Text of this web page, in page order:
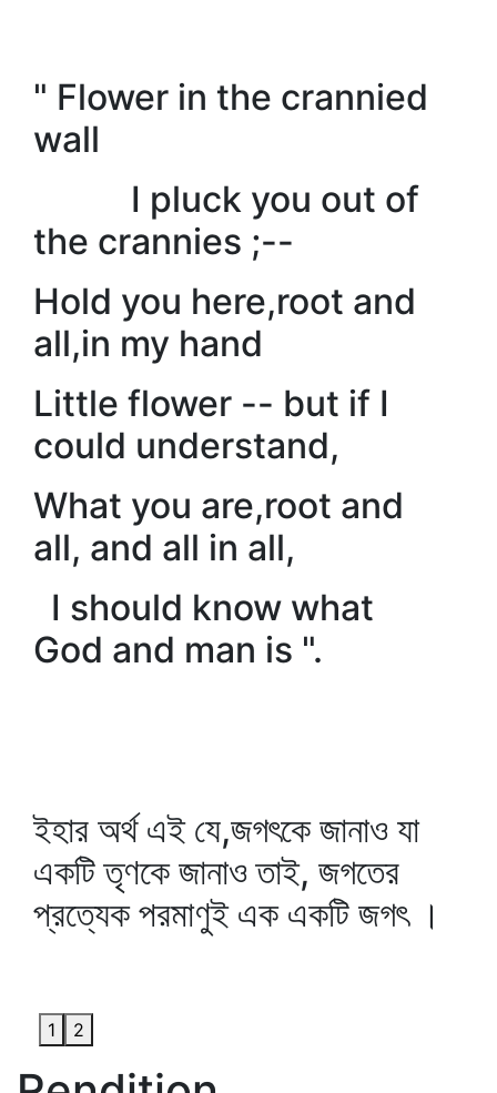
" Flower in the crannied
wall
I pluck you out of
the crannies ;--
Hold you here,root and
all,in my hand
Little flower -- but if I
could understand,
What you are,root and
all, and all in all,
I should know what
God and man is ".
ইহার অর্থ এই যে,জগৎকে জানাও যা
একটি তৃণকে জানাও তাই, জগতের
প্রত্যেক পরমাণুই এক একটি জগৎ ।
1 2